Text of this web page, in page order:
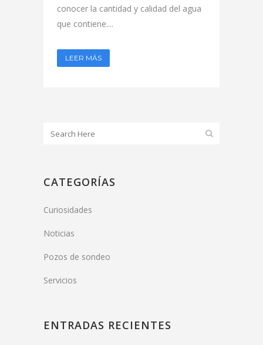
conocer la cantidad y calidad del agua
que contiene....
LEER MÁS
CATEGORÍAS
Curiosidades
Noticias
Pozos de sondeo
Servicios
ENTRADAS RECIENTES